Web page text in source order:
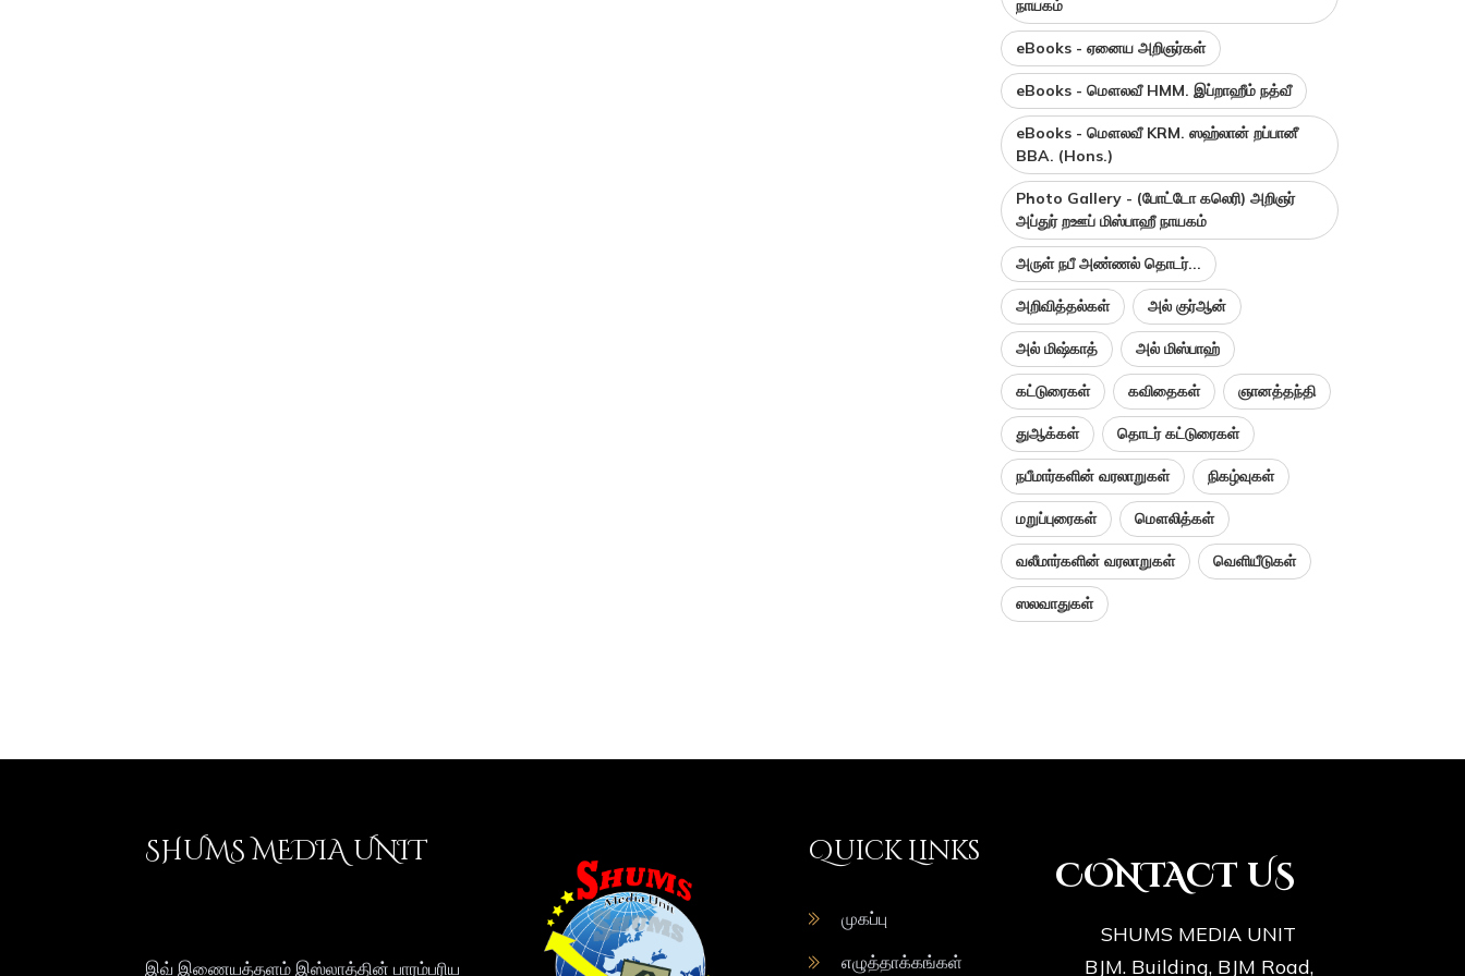
நாயகம்
eBooks - ஏனைய அறிஞர்கள்
eBooks - மௌலவீ HMM. இப்றாஹீம் நத்வீ
eBooks - மௌலவீ KRM. ஸஹ்லான் றப்பானீ
BBA. (Hons.)
Photo Gallery - (போட்டோ கலெரி) அறிஞர்
அப்துர் றஊப் மிஸ்பாஹீ நாயகம்
அருள் நபீ அண்ணல் தொடர்...
அறிவித்தல்கள் அல் குர்ஆன்
அல் மிஷ்காத் அல் மிஸ்பாஹ்
கட்டுரைகள் கவிதைகள் ஞானத்தந்தி
துஆக்கள் தொடர் கட்டுரைகள்
நபீமார்களின் வரலாறுகள் நிகழ்வுகள்
மறுப்புரைகள் மௌலித்கள்
வலீமார்களின் வரலாறுகள் வெளியீடுகள்
ஸலவாதுகள்
SHUMS MEDIA UNIT
இவ் இணையத்தளம் இஸ்லாத்தின் பாரம்பரிய
Quick Links
முகப்பு
எழுத்தாக்கங்கள்
CONTACT US
SHUMS MEDIA UNIT
BJM. Building, BJM Road,